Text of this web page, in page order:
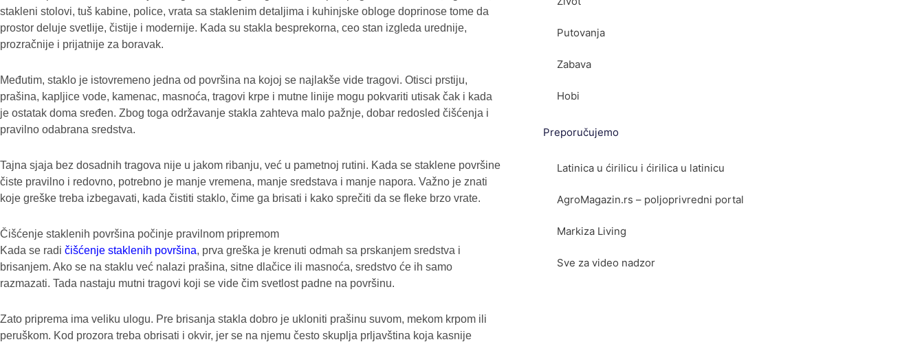
stakleni stolovi, tuš kabine, police, vrata sa staklenim detaljima i kuhinjske obloge doprinose tome da
prostor deluje svetlije, čistije i modernije. Kada su stakla besprekorna, ceo stan izgleda urednije,
prozračnije i prijatnije za boravak.
Međutim, staklo je istovremeno jedna od površina na kojoj se najlakše vide tragovi. Otisci prstiju,
prašina, kapljice vode, kamenac, masnoća, tragovi krpe i mutne linije mogu pokvariti utisak čak i kada
je ostatak doma sređen. Zbog toga održavanje stakla zahteva malo pažnje, dobar redosled čišćenja i
pravilno odabrana sredstva.
Tajna sjaja bez dosadnih tragova nije u jakom ribanju, već u pametnoj rutini. Kada se staklene površine
čiste pravilno i redovno, potrebno je manje vremena, manje sredstava i manje napora. Važno je znati
koje greške treba izbegavati, kada čistiti staklo, čime ga brisati i kako sprečiti da se fleke brzo vrate.
Čišćenje staklenih površina počinje pravilnom pripremom
Kada se radi čišćenje staklenih površina, prva greška je krenuti odmah sa prskanjem sredstva i
brisanjem. Ako se na staklu već nalazi prašina, sitne dlačice ili masnoća, sredstvo će ih samo
razmazati. Tada nastaju mutni tragovi koji se vide čim svetlost padne na površinu.
Zato priprema ima veliku ulogu. Pre brisanja stakla dobro je ukloniti prašinu suvom, mekom krpom ili
peruškom. Kod prozora treba obrisati i okvir, jer se na njemu često skuplja prljavština koja kasnije
Putovanja
Zabava
Hobi
Preporučujemo
Latinica u ćirilicu i ćirilica u latinicu
AgroMagazin.rs – poljoprivredni portal
Markiza Living
Sve za video nadzor